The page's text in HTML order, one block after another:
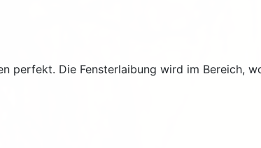
perfekt. Die Fensterlaibung wird im Bereich,